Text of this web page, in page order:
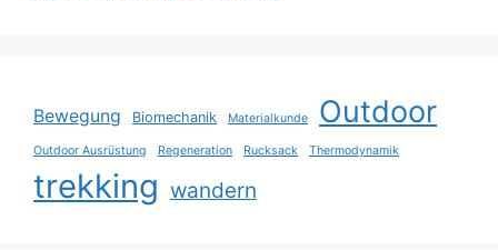
Bewegung Biomechanik Materialkunde Outdoor
Outdoor Ausrüstung Regeneration Rucksack Thermodynamik
trekking wandern